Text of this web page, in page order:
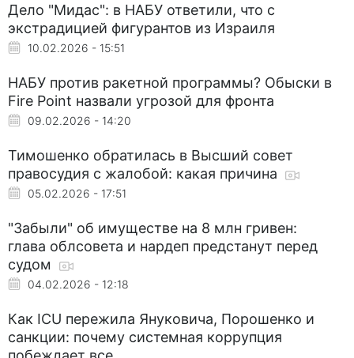
Дело "Мидас": в НАБУ ответили, что с
экстрадицией фигурантов из Израиля
10.02.2026 - 15:51
НАБУ против ракетной программы? Обыски в
Fire Point назвали угрозой для фронта
09.02.2026 - 14:20
Тимошенко обратилась в Высший совет
правосудия с жалобой: какая причина
05.02.2026 - 17:51
"Забыли" об имуществе на 8 млн гривен:
глава облсовета и нардеп предстанут перед
судом
04.02.2026 - 12:18
Как ICU пережила Януковича, Порошенко и
санкции: почему системная коррупция